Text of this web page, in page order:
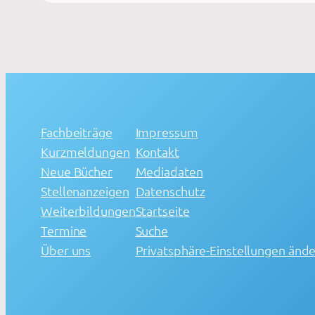
Fachbeiträge
Kurzmeldungen
Neue Bücher
Stellenanzeigen
Weiterbildungen
Termine
Über uns
Impressum
Kontakt
Mediadaten
Datenschutz
Startseite
Suche
Privatsphäre-Einstellungen